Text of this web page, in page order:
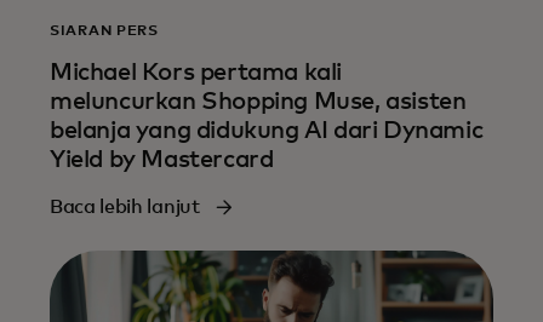
SIARAN PERS
Michael Kors pertama kali
meluncurkan Shopping Muse, asisten
belanja yang didukung AI dari Dynamic
Yield by Mastercard
Baca lebih lanjut